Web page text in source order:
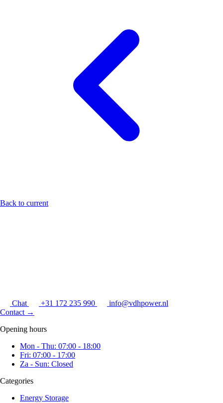
Back to current
Chat +31 172 235 990
info@vdhpower.nl
Contact →
Opening hours
Mon - Thu: 07:00 - 18:00
Fri: 07:00 - 17:00
Za - Sun: Closed
Categories
Energy Storage